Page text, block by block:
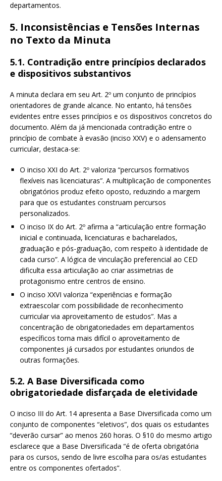
departamentos.
5. Inconsistências e Tensões Internas
no Texto da Minuta
5.1. Contradição entre princípios declarados
e dispositivos substantivos
A minuta declara em seu Art. 2º um conjunto de princípios
orientadores de grande alcance. No entanto, há tensões
evidentes entre esses princípios e os dispositivos concretos do
documento. Além da já mencionada contradição entre o
princípio de combate à evasão (inciso XXV) e o adensamento
curricular, destaca-se:
O inciso XXI do Art. 2º valoriza “percursos formativos
flexíveis nas licenciaturas”. A multiplicação de componentes
obrigatórios produz efeito oposto, reduzindo a margem
para que os estudantes construam percursos
personalizados.
O inciso IX do Art. 2º afirma a “articulação entre formação
inicial e continuada, licenciaturas e bacharelados,
graduação e pós-graduação, com respeito à identidade de
cada curso”. A lógica de vinculação preferencial ao CED
dificulta essa articulação ao criar assimetrias de
protagonismo entre centros de ensino.
O inciso XXVI valoriza “experiências e formação
extraescolar com possibilidade de reconhecimento
curricular via aproveitamento de estudos”. Mas a
concentração de obrigatoriedades em departamentos
específicos torna mais difícil o aproveitamento de
componentes já cursados por estudantes oriundos de
outras formações.
5.2. A Base Diversificada como
obrigatoriedade disfarçada de eletividade
O inciso III do Art. 14 apresenta a Base Diversificada como um
conjunto de componentes “eletivos”, dos quais os estudantes
“deverão cursar” ao menos 260 horas. O §10 do mesmo artigo
esclarece que a Base Diversificada “é de oferta obrigatória
para os cursos, sendo de livre escolha para os/as estudantes
entre os componentes ofertados”.